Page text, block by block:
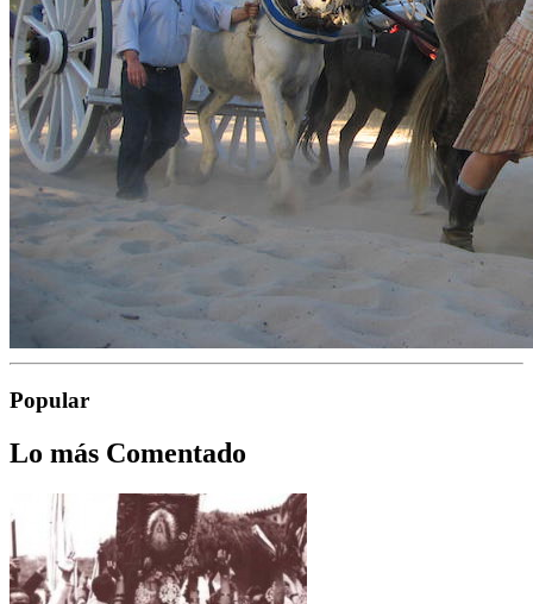
Popular
Lo más Comentado